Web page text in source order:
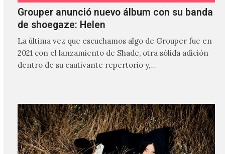
Grouper anunció nuevo álbum con su banda
de shoegaze: Helen
La última vez que escuchamos algo de Grouper fue en
2021 con el lanzamiento de Shade, otra sólida adición
dentro de su cautivante repertorio y,…